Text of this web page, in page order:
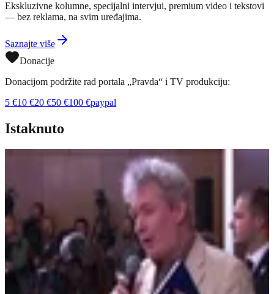
Ekskluzivne kolumne, specijalni intervjui, premium video i tekstovi
— bez reklama, na svim uređajima.
Saznajte više
Donacije
Donacijom podržite rad portala „Pravda“ i TV produkciju:
5 €10 €20 €50 €100 €paypal
Istaknuto